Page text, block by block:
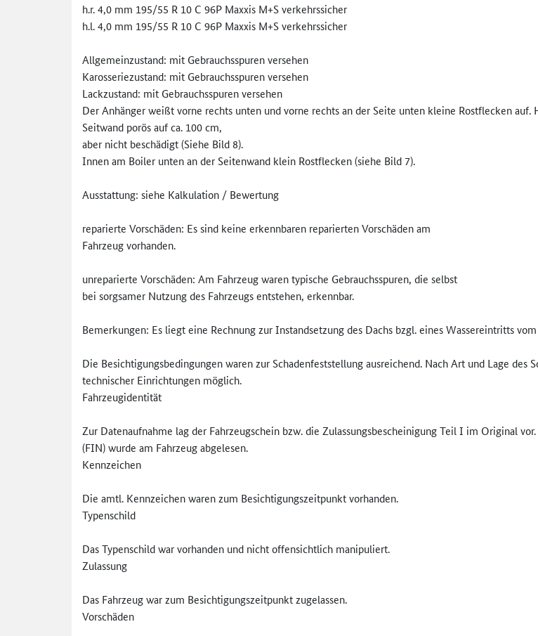
h.r. 4,0 mm 195/55 R 10 C 96P Maxxis M+S verkehrssicher
h.l. 4,0 mm 195/55 R 10 C 96P Maxxis M+S verkehrssicher
Allgemeinzustand: mit Gebrauchsspuren versehen
Karosseriezustand: mit Gebrauchsspuren versehen
Lackzustand: mit Gebrauchsspuren versehen
Der Anhänger weißt vorne rechts unten und vorne rechts an der Seite unten kleine Rostflecken
Seitwand porös auf ca. 100 cm,
aber nicht beschädigt (Siehe Bild 8).
Innen am Boiler unten an der Seitenwand klein Rostflecken (siehe Bild 7).
Ausstattung: siehe Kalkulation / Bewertung
reparierte Vorschäden: Es sind keine erkennbaren reparierten Vorschäden am
Fahrzeug vorhanden.
unreparierte Vorschäden: Am Fahrzeug waren typische Gebrauchsspuren, die selbst
bei sorgsamer Nutzung des Fahrzeugs entstehen, erkennbar.
Bemerkungen: Es liegt eine Rechnung zur Instandsetzung des Dachs bzgl. eines Wassereintritts
Die Besichtigungsbedingungen waren zur Schadenfeststellung ausreichend. Nach Art und Lage des
technischer Einrichtungen möglich.
Fahrzeugidentität
Zur Datenaufnahme lag der Fahrzeugschein bzw. die Zulassungsbescheinigung Teil I im Original
(FIN) wurde am Fahrzeug abgelesen.
Kennzeichen
Die amtl. Kennzeichen waren zum Besichtigungszeitpunkt vorhanden.
Typenschild
Das Typenschild war vorhanden und nicht offensichtlich manipuliert.
Zulassung
Das Fahrzeug war zum Besichtigungszeitpunkt zugelassen.
Vorschäden